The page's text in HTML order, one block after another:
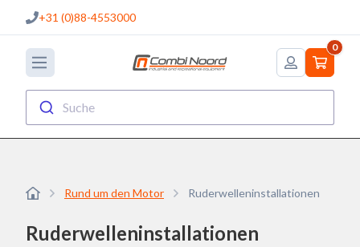
+31 (0)88-4553000
0
Suche
Rund um den Motor Ruderwelleninstallationen
Ruderwelleninstallationen